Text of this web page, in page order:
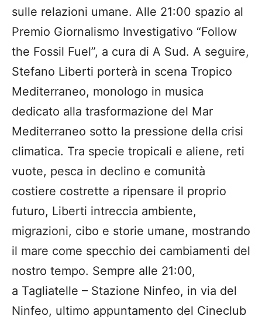
sulle relazioni umane. Alle 21:00 spazio al
Premio Giornalismo Investigativo “Follow
the Fossil Fuel”, a cura di A Sud. A seguire,
Stefano Liberti porterà in scena Tropico
Mediterraneo, monologo in musica
dedicato alla trasformazione del Mar
Mediterraneo sotto la pressione della crisi
climatica. Tra specie tropicali e aliene, reti
vuote, pesca in declino e comunità
costiere costrette a ripensare il proprio
futuro, Liberti intreccia ambiente,
migrazioni, cibo e storie umane, mostrando
il mare come specchio dei cambiamenti del
nostro tempo. Sempre alle 21:00,
a Tagliatelle – Stazione Ninfeo, in via del
Ninfeo, ultimo appuntamento del Cineclub